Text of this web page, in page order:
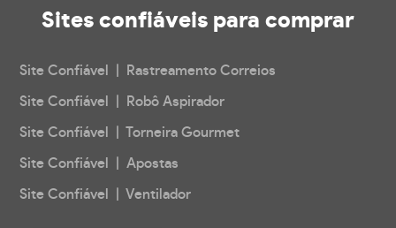
Sites confiáveis para comprar
Site Confiável | Rastreamento Correios
Site Confiável | Robô Aspirador
Site Confiável | Torneira Gourmet
Site Confiável | Apostas
Site Confiável | Ventilador